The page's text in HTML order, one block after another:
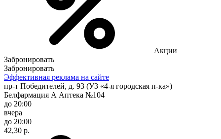
Акции
Забронировать
Забронировать
Эффективная реклама на сайте
пр-т Победителей, д. 93 (УЗ «4-я городская п-ка»)
Белфармация А Аптека №104
до 20:00
вчера
до 20:00
42,30 р.